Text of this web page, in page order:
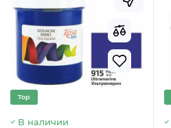
Top
В наличии